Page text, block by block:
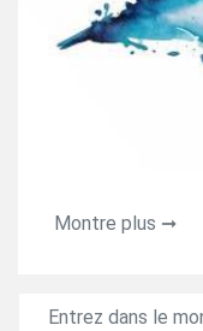
Montre plus ➞
Entrez dans le